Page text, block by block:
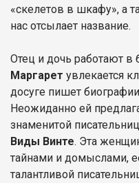
«скелетов в шкафу», а
нас отсылает название.
Отец и дочь работают в
Маргарет увлекается
досуге пишет
Неожиданно ей
знаменитой
Виды Винте. Эта
тайнами и домыслами,
талантливой